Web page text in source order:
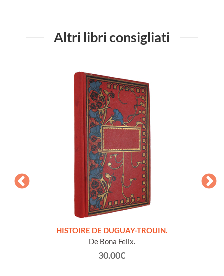
Altri libri consigliati
HISTOIRE DE DUGUAY-TROUIN.
De Bona Felix.
30.00€